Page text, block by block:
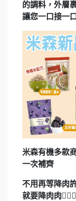
的調料，外層
讓您一口接一
米森有機多款
一次補齊
不用再等降肉
就要降肉肉